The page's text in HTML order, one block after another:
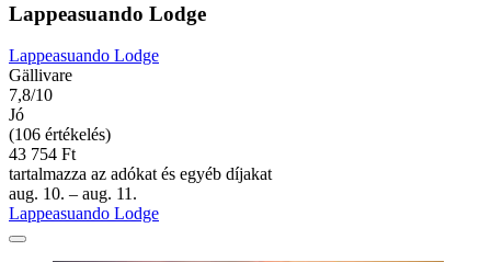
Lappeasuando Lodge
Lappeasuando Lodge
Gällivare
7,8/10
Jó
(106 értékelés)
43 754 Ft
tartalmazza az adókat és egyéb díjakat
aug. 10. – aug. 11.
Lappeasuando Lodge